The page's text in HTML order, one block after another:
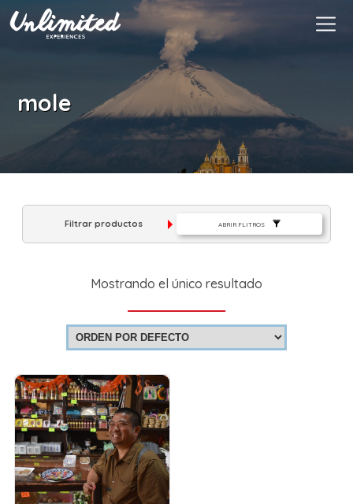
$ MXN
mole
Filtrar productos ABRIR FLITROS
Mostrando el único resultado